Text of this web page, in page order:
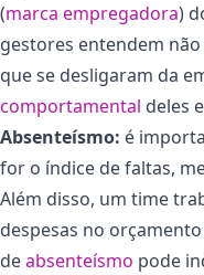
(marca empregadora)
gestores entendem
que se desligaram da
comportamental deles
Absenteísmo: é
for o índice de faltas,
Além disso, um time
despesas no
deabsenteísmo pode